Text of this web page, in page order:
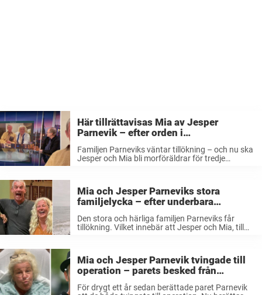
Här tillrättavisas Mia av Jesper
Parnevik – efter orden i
Familjen Parneviks väntar tillökning – och nu ska
Jesper och Mia bli morföräldrar för tredje
Mia och Jesper Parneviks stora
familjelycka – efter underbara
bebisbeskedet: ”Ju fler desto bättre”
Den stora och härliga familjen Parneviks får
tillökning. Vilket innebär att Jesper och Mia, till
Mia och Jesper Parnevik tvingade till
operation – parets besked från
sjukbädden: ”Tyvärr…”
För drygt ett år sedan berättade paret Parnevik